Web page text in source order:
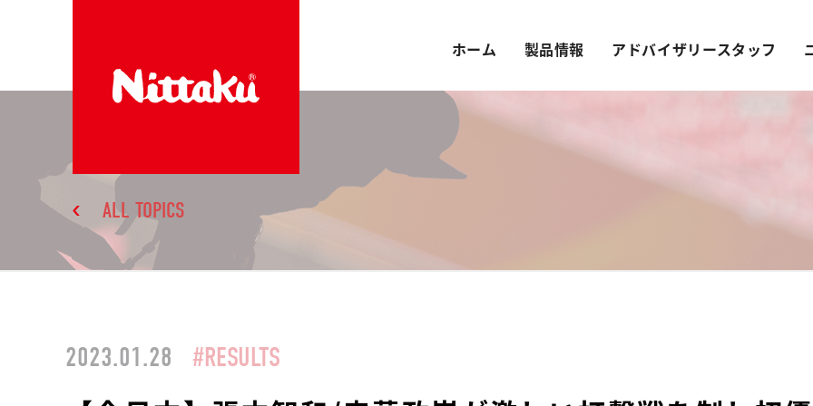
ホーム 製品情報 アドバイザリースタッフ
ALL TOPICS
2023.01.28 #RESULTS